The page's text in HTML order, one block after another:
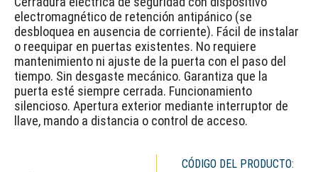
electromagnético de retención antipánico (se
desbloquea en ausencia de corriente). Fácil de instalar
o reequipar en puertas existentes. No requiere
mantenimiento ni ajuste de la puerta con el paso del
tiempo. Sin desgaste mecánico. Garantiza que la
puerta esté siempre cerrada. Funcionamiento
silencioso. Apertura exterior mediante interruptor de
llave, mando a distancia o control de acceso.
CÓDIGO DEL PRODUCTO: